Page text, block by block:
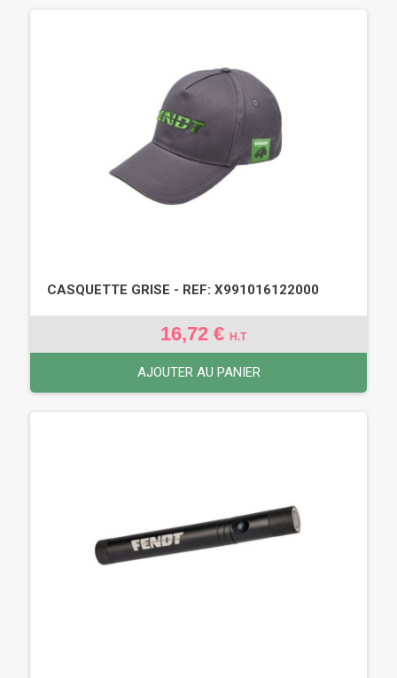
CASQUETTE GRISE - REF: X991016122000
16,72 € H.T
AJOUTER AU PANIER